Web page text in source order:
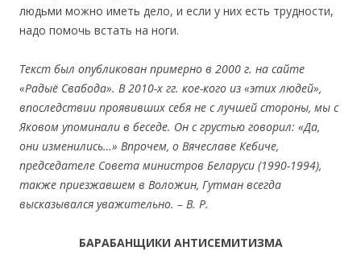
людьми можно иметь дело, и если у них есть трудности,
надо помочь встать на ноги.
Текст был опубликован примерно в 2000 г. на сайте
«Радыё Свабода». В 2010-х гг. кое-кого из «этих людей»,
впоследствии проявивших себя не с лучшей стороны, мы с
Яковом упоминали в беседе. Он с грустью говорил: «Да,
они изменились…» Впрочем, о Вячеславе Кебиче,
председателе Совета министров Беларуси (1990-1994),
также приезжавшем в Воложин, Гутман всегда
высказывался уважительно. – В. Р.
БАРАБАНЩИКИ АНТИСЕМИТИЗМА